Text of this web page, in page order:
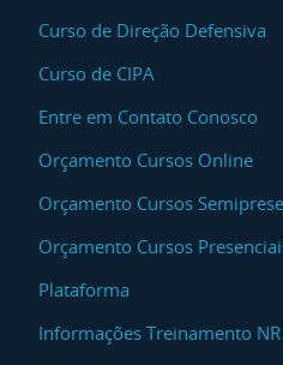
Curso de Direção Defensiva
Curso de CIPA
Entre em Contato Conosco
Orçamento Cursos Online
Orçamento Cursos
Orçamento Cursos
Plataforma
Informações Treinamento